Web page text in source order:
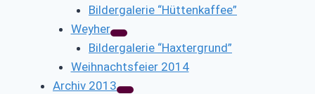
Bildergalerie “Hüttenkaffee”
Weyher
Bildergalerie “Haxtergrund”
Weihnachtsfeier 2014
Archiv 2013